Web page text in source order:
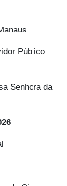
Público
Senhora da